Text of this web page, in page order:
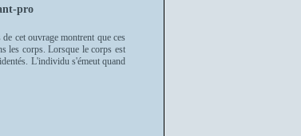
pro
cet ouvrage montrent que ces
les corps. Lorsque le corps est
L'individu s'émeut quand